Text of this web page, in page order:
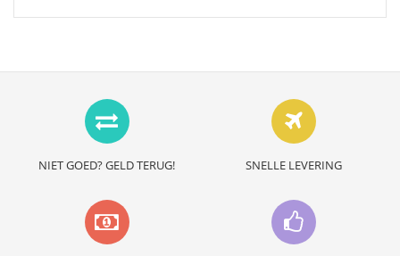
NIET GOED? GELD TERUG! SNELLE LEVERING